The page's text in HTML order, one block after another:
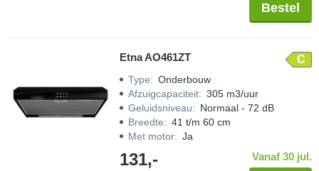
Bestel
Etna AO461ZT C
Type: Onderbouw
Afzuigcapaciteit: 305 m3/uur
Geluidsniveau: Normaal - 72 dB
Breedte: 41 t/m 60 cm
Met motor: Ja
131,- Vanaf 30 jul.